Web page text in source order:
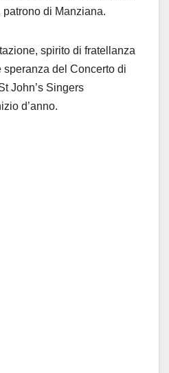
di Manziana.
spirito di fratellanza
del Concerto di
John’s Singers
d’anno.